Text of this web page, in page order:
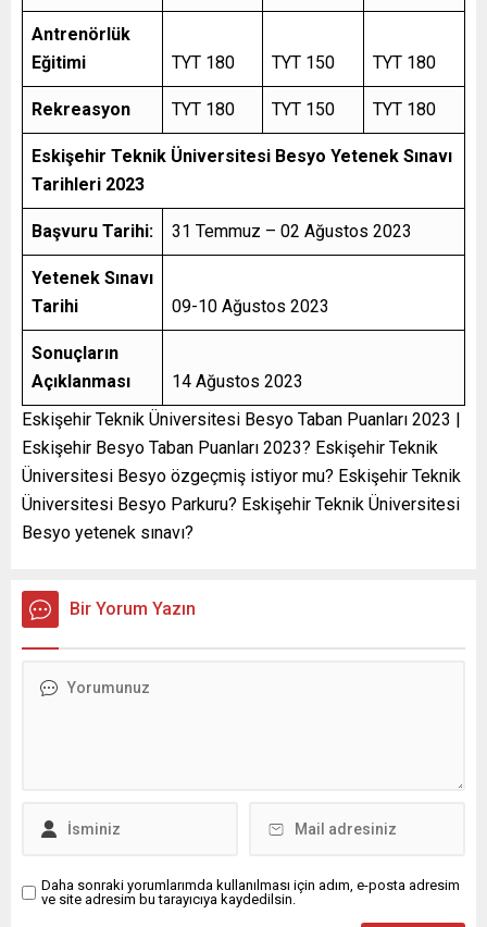
Antrenörlük
Eğitimi
TYT 180 TYT 150 TYT 180
Rekreasyon TYT 180 TYT 150 TYT 180
Eskişehir Teknik Üniversitesi Besyo Yetenek Sınavı
Tarihleri 2023
Başvuru Tarihi: 31 Temmuz – 02 Ağustos 2023
Yetenek Sınavı
Tarihi
09-10 Ağustos 2023
Sonuçların
Açıklanması
14 Ağustos 2023
Eskişehir Teknik Üniversitesi Besyo Taban Puanları 2023 |
Eskişehir Besyo Taban Puanları 2023? Eskişehir Teknik
Üniversitesi Besyo özgeçmiş istiyor mu? Eskişehir Teknik
Üniversitesi Besyo Parkuru? Eskişehir Teknik Üniversitesi
Besyo yetenek sınavı?
Bir Yorum Yazın
Daha sonraki yorumlarımda kullanılması için adım, e-posta adresim
ve site adresim bu tarayıcıya kaydedilsin.